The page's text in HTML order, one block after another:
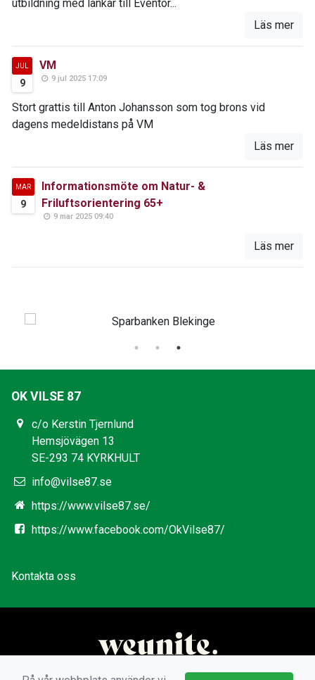
utbildning med länkar till Eventor...
Läs mer
JUL
9
VM
9 jul 2025 17:09
Stort grattis till Anton Johansson som tog brons vid
dagens medeldistans på VM
Läs mer
MAR
9
Informationsmöte om Natur- &
Friluftsorientering 65+
9 mar 2025 09:40
Läs mer
OK VILSE 87
c/o Kerstin Tjernlund
Hemsjövägen 13
SE-293 74 KYRKHULT
info@vilse87.se
https://www.vilse87.se/
https://www.facebook.com/OkVilse87/
Kontakta oss